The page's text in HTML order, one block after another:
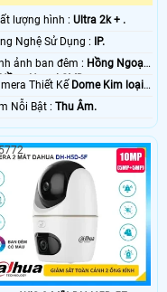
lượng hình :Ultra 2k + .
⚛️ Công Nghệ Sử Dụng :
IP.
🌈 Hình ảnh ban đêm : Hồng Ngoại
Ngoại SMD.
Thiết Kế Dome Kim loại
️🎙 Điểm Nỗi Bật :Thu Âm.